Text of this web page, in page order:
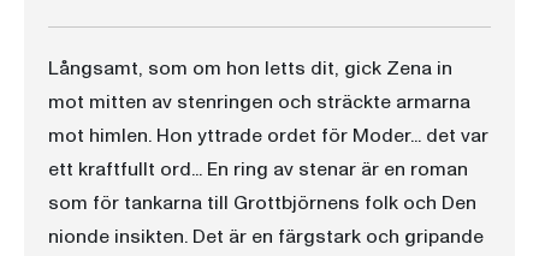
Långsamt, som om hon letts dit, gick Zena in
mot mitten av stenringen och sträckte armarna
mot himlen. Hon yttrade ordet för Moder... det var
ett kraftfullt ord... En ring av stenar är en roman
som för tankarna till Grottbjörnens folk och Den
nionde insikten. Det är en färgstark och gripande